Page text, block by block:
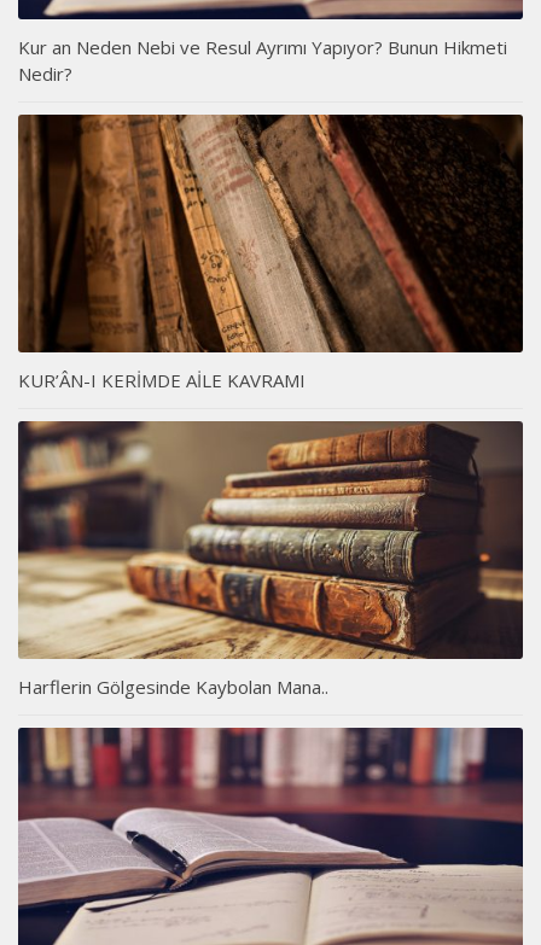
Kur an Neden Nebi ve Resul Ayrımı Yapıyor? Bunun Hikmeti
Nedir?
KUR’ÂN-I KERİMDE AİLE KAVRAMI
Harflerin Gölgesinde Kaybolan Mana..